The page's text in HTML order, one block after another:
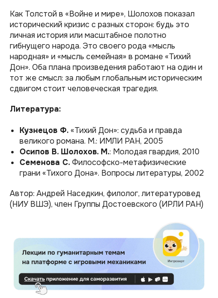
Как Толстой в «Войне и мире», Шолохов показал
исторический кризис с разных сторон: будь это
личная история или масштабное полотно
гибнущего народа. Это своего рода «мысль
народная» и «мысль семейная» в романе «Тихий
Дон». Оба плана произведения работают на один и
тот же смысл: за любым глобальным историческим
сдвигом стоит человеческая трагедия.
Литература:
Кузнецов Ф.«Тихий Дон»: судьба и правда
великого романа. М.: ИМЛИ РАН, 2005
Осипов В. Шолохов. М.: Молодая гвардия, 2010
Семенова С.Философско-метафизические
грани «Тихого Дона». Вопросы литературы, 2002
Автор: Андрей Наседкин, филолог, литературовед
(НИУ ВШЭ), член Группы Достоевского (ИРЛИ РАН)